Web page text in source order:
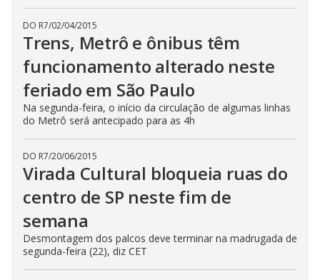
DO R7/02/04/2015
Trens, Metrô e ônibus têm
funcionamento alterado neste
feriado em São Paulo
Na segunda-feira, o início da circulação de algumas linhas
do Metrô será antecipado para as 4h
DO R7/20/06/2015
Virada Cultural bloqueia ruas do
centro de SP neste fim de
semana
Desmontagem dos palcos deve terminar na madrugada de
segunda-feira (22), diz CET